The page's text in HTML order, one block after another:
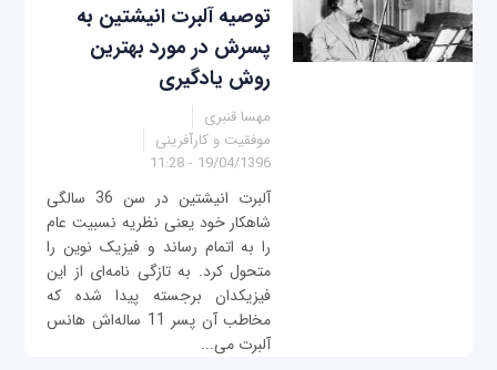
توصیه آلبرت انیشتین به
پسرش در مورد بهترین
روش یادگیری
مهسا قنبری
موفقیت و کارآفرینی
19/04/1396 - 11:28
آلبرت انیشتین در سن 36 سالگی
شاهکار خود یعنی نظریه نسبیت عام
را به اتمام رساند و فیزیک نوین را
متحول کرد. به تازگی نامه‌ای از این
فیزیکدان برجسته پیدا شده که
مخاطب آن پسر 11 ساله‌اش هانس
آلبرت می‌...